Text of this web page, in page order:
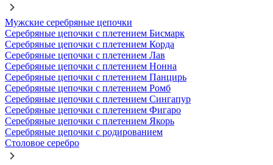
Мужские серебряные цепочки
Серебряные цепочки с плетением Бисмарк
Серебряные цепочки с плетением Корда
Серебряные цепочки с плетением Лав
Серебряные цепочки с плетением Нонна
Серебряные цепочки с плетением Панцирь
Серебряные цепочки с плетением Ромб
Серебряные цепочки с плетением Сингапур
Серебряные цепочки с плетением Фигаро
Серебряные цепочки с плетением Якорь
Серебряные цепочки с родированием
Столовое серебро